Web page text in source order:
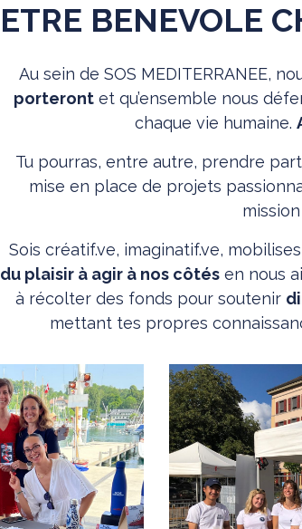
ETRE BENEVOLE
Au sein de SOS MEDITERRANEE,
porterontet qu’ensemble nous
chaque vie humaine.
Tu pourras, entre autre, prendre
mise en place de projets
Sois créatif.ve, imaginatif.ve,
du plaisir à agir à nos côtés en nous
à récolter des fonds pour soutenir
mettant tes propres